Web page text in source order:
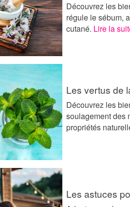
Découvrez les
régule le sébum,
cutané. Lire la
Les vertus de
Découvrez les
soulagement des
propriétés
Les astuces